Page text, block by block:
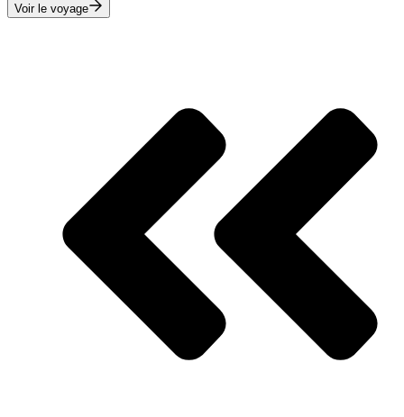
Voir le voyage